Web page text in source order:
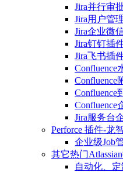
Jira并行审
Jira用户管
Jira企业微
Jira钉钉插
Jira飞书插
Confluence
Confluence
Confluence
Confluence
Jira服务台
Perforce 插件-龙
企业级Job
其它热门
自动化、定